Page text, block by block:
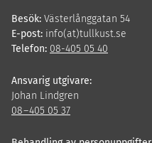
Besök: Västerlånggatan 54
E-post: info(at)tullkust.se
Telefon: 08-405 05 40
Ansvarig utgivare:
Johan Lindgren
08–405 05 37